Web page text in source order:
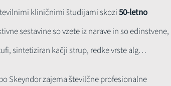
kliničnimi študijami skozi50-letno
sestavine so vzete iz narave in so edinstvene,
sintetiziran kačji strup, redke vrste alg…
Skeyndor zajema številčne profesionalne